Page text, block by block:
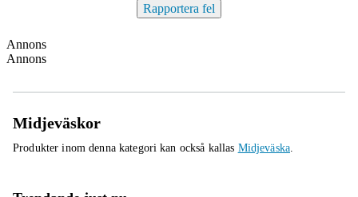
Rapportera fel
Annons
Annons
Midjeväskor
Produkter inom denna kategori kan också kallas Midjeväska.